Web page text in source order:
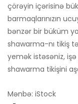
çörəyin içərisinə
barmaqlarınızın
bənzər bir büküm
shawarma-nı tikiş
yemək istəsəniz,
shawarma tikişini
Mənbə: iStock